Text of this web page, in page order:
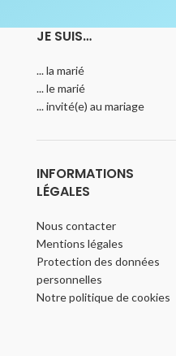
JE SUIS…
... la marié
... le marié
... invité(e) au mariage
INFORMATIONS
LÉGALES
Nous contacter
Mentions légales
Protection des données
personnelles
Notre politique de cookies